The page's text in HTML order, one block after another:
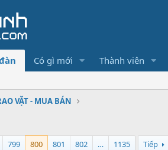
Có gì mới Thành viên
VẶT - MUA BÁN
799 800 801 802 … 1135 Tiếp